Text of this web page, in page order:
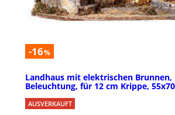
-16%
Landhaus mit elektrischen Brunnen,
Beleuchtung, für 12 cm Krippe,
AUSVERKAUFT